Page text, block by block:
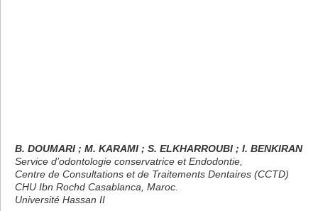
B. DOUMARI ; M. KARAMI ; S. ELKHARROUBI ; I. BENKIRAN
Service d’odontologie conservatrice et Endodontie,
Centre de Consultations et de Traitements Dentaires (CCTD)
CHU Ibn Rochd Casablanca, Maroc.
Université Hassan II